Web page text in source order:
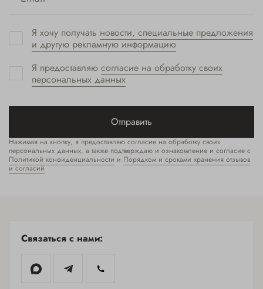
Я хочу получать новости, специальные предложения
и другую рекламную информацию
Я предоставляю согласие на обработку своих
персональных данных
Отправить
Нажимая на кнопку, я предоставляю согласие на обработку своих
персональных данных, а также подтверждаю и ознакомление и согласие с
Политикой конфиденциальности и Порядком и сроками хранения отзывов
и согласий
Связаться с нами: